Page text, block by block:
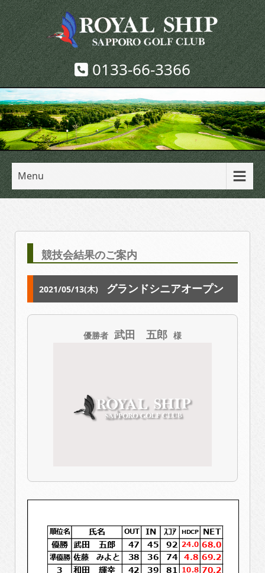
0133-66-3366
Menu
競技会結果のご案内
2021/05/13(木) グランドシニアオープン
優勝者 武田 五郎 様